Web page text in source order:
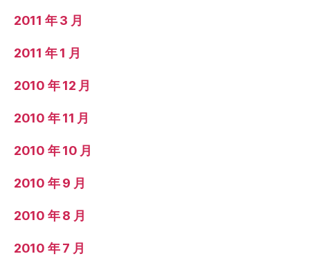
2011 年 3 月
2011 年 1 月
2010 年 12 月
2010 年 11 月
2010 年 10 月
2010 年 9 月
2010 年 8 月
2010 年 7 月